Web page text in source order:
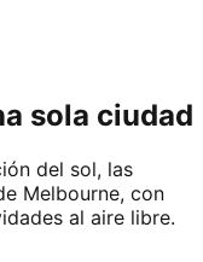
sola ciudad
del sol, las
Melbourne, con
al aire libre.